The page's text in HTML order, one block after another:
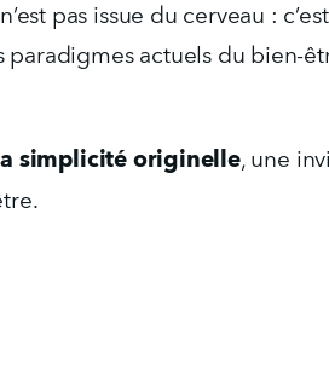
pas issue du cerveau :
actuels du bien-
simplicité originelle, une